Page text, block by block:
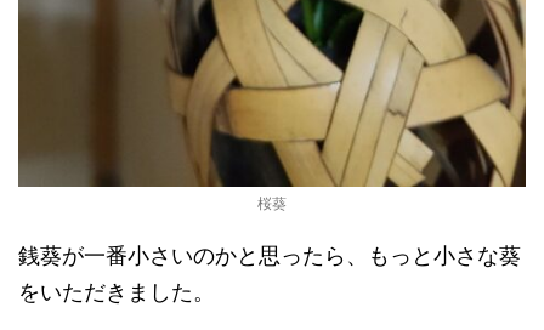
桜葵
銭葵が一番小さいのかと思ったら、もっと小さな葵
をいただきました。